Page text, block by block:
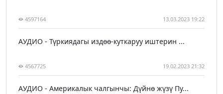
4597164 13.03.2023 19:22
АУДИО - Түркиядагы издөө-куткаруу иштерин ...
4567725 19.02.2023 21:32
АУДИО - Америкалык чалгынчы: Дүйнө жүзү Пу...